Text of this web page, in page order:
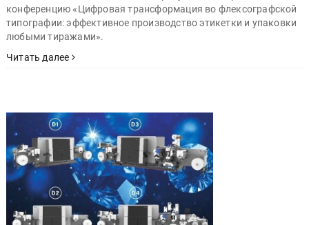
конференцию «Цифровая трансформация во флексографской
типографии: эффективное производство этикетки и упаковки
любыми тиражами».
Читать далее